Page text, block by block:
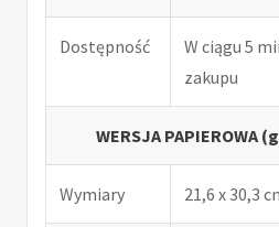
Dostępność
W ciągu 5
zakupu
WERSJA PAPIEROWA
Wymiary 21,6 x 30,3